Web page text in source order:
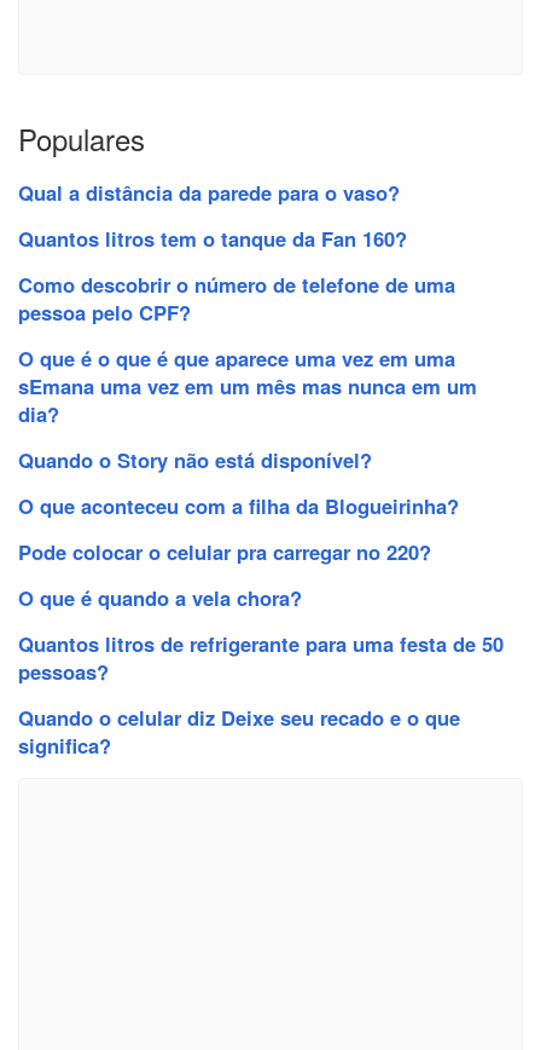
Populares
Qual a distância da parede para o vaso?
Quantos litros tem o tanque da Fan 160?
Como descobrir o número de telefone de uma
pessoa pelo CPF?
O que é o que é que aparece uma vez em uma
sEmana uma vez em um mês mas nunca em um
dia?
Quando o Story não está disponível?
O que aconteceu com a filha da Blogueirinha?
Pode colocar o celular pra carregar no 220?
O que é quando a vela chora?
Quantos litros de refrigerante para uma festa de 50
pessoas?
Quando o celular diz Deixe seu recado e o que
significa?